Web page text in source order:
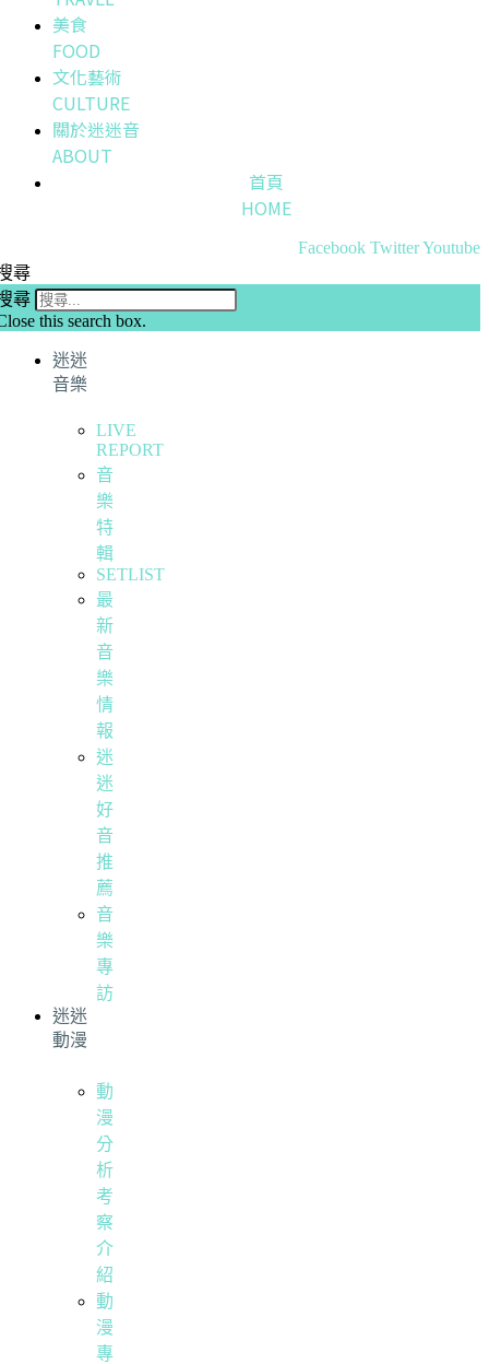
美食
FOOD
文化藝術
CULTURE
關於迷迷音
ABOUT
首頁
HOME
Facebook TwitterYoutube
尋
尋
this search box.
迷迷
音樂
LIVE
REPORT
音
樂
特
輯
SETLIST
最
新
音
樂
情
報
迷
迷
好
音
推
薦
音
樂
專
訪
迷迷
動漫
動
漫
分
析
考
察
介
紹
動
漫
專